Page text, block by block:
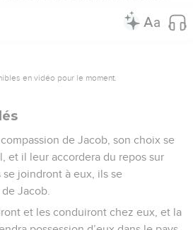
en vidéo pour le moment.
de Jacob, son choix se
et il leur accordera du repos sur
joindront à eux, ils se
Jacob.
et les conduiront chez eux, et la